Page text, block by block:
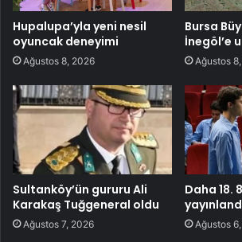
Hupalupa’yla yeni nesil
oyuncak deneyimi
Ağustos 8, 2026
Bursa
İnegöl’e
Ağustos
Sultanköy’ün gururu Ali
Karakaş Tuğgeneral oldu
Ağustos 7, 2026
Daha 18.
Ağustos